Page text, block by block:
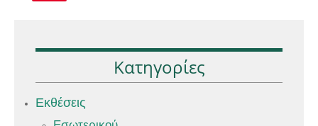
Κατηγορίες
Εκθέσεις